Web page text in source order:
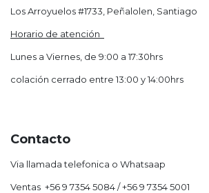
Los Arroyuelos #1733, Peñalolen, Santiago
Horario de atención
Lunes a Viernes, de 9:00 a 17:30hrs
colación cerrado entre 13:00 y 14:00hrs
Contacto
Via llamada telefonica o Whatsaap
Ventas +56 9 7354 5084 / +56 9 7354 5001